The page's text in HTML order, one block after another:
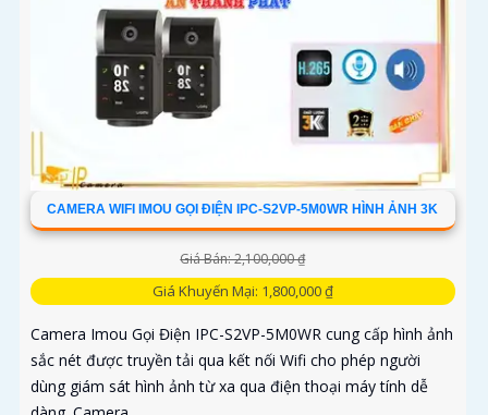
CAMERA WIFI IMOU GỌI ĐIỆN IPC-S2VP-5M0WR HÌNH ẢNH 3K
Giá Bán: 2,100,000 ₫
Giá Khuyến Mại: 1,800,000 ₫
Camera Imou Gọi Điện IPC-S2VP-5M0WR cung cấp hình ảnh
sắc nét được truyền tải qua kết nối Wifi cho phép người
dùng giám sát hình ảnh từ xa qua điện thoại máy tính dễ